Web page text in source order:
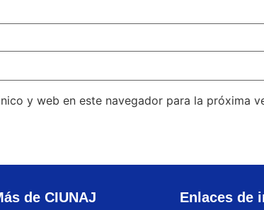
y web en este navegador para la próxima
de CIUNAJ Enlaces de